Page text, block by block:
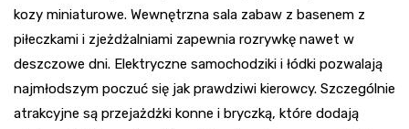
kozy miniaturowe. Wewnętrzna sala zabaw z basenem z
piłeczkami i zjeżdżalniami zapewnia rozrywkę nawet w
deszczowe dni. Elektryczne samochodziki i łódki pozwalają
najmłodszym poczuć się jak prawdziwi kierowcy. Szczególnie
atrakcyjne są przejażdżki konne i bryczką, które dodają